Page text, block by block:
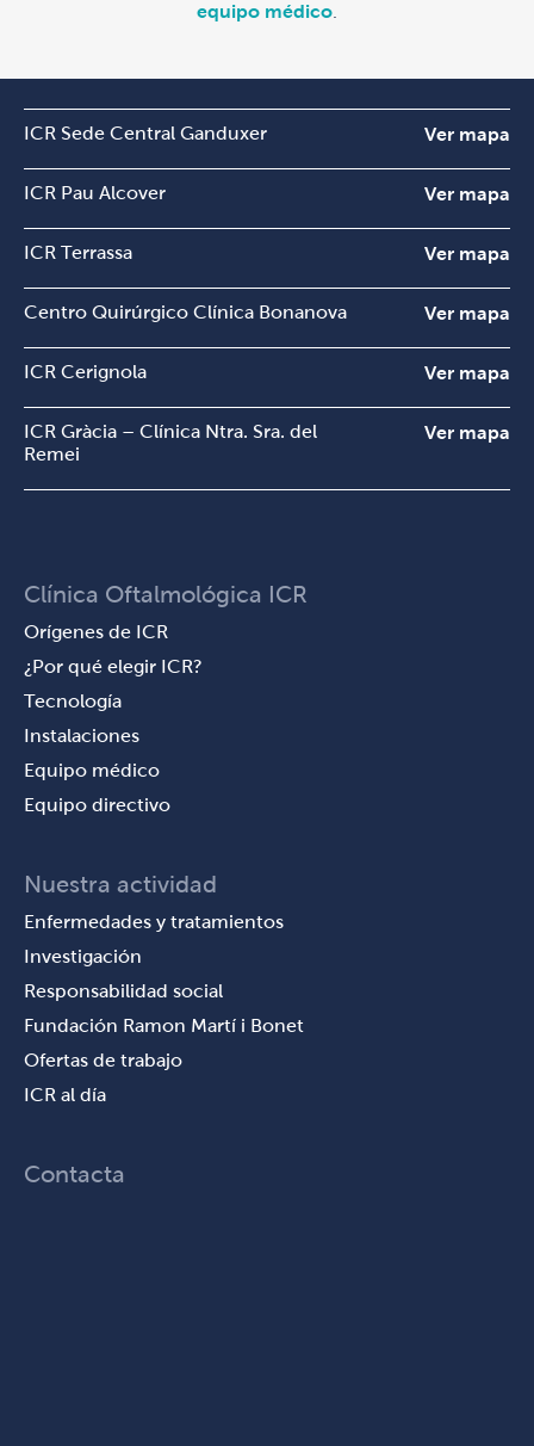
equipo médico
ICR Sede Central Ganduxer Ver mapa
ICR Pau Alcover Ver mapa
ICR Terrassa Ver mapa
Centro Quirúrgico Clínica Bonanova Ver mapa
ICR Cerignola Ver mapa
ICR Gràcia – Clínica Ntra. Sra. del
Remei
Ver mapa
Clínica Oftalmológica ICR
Orígenes de ICR
¿Por qué elegir ICR?
Tecnología
Instalaciones
Equipo médico
Equipo directivo
Nuestra actividad
Enfermedades y tratamientos
Investigación
Responsabilidad social
Fundación Ramon Martí i Bonet
Ofertas de trabajo
ICR al día
Contacta